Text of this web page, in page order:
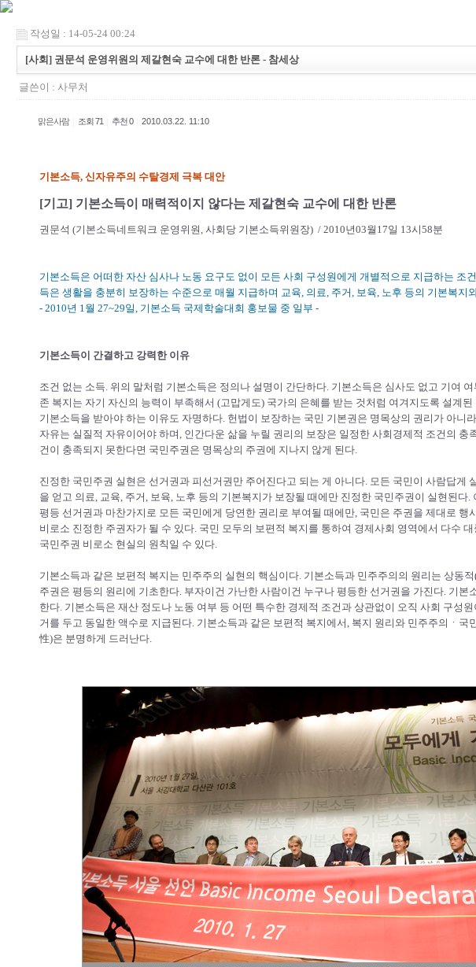
작성일 : 14-05-24 00:24
[사회] 권문석 운영위원의 제갈현숙 교수에 대한 반론 - 참세상
글쓴이 : 사무처
맑은사람 조회 71 추천 0 2010.03.22. 11:10
기본소득, 신자유주의 수탈경제 극복 대안
[기고] 기본소득이 매력적이지 않다는 제갈현숙 교수에 대한 반론
권문석 (기본소득네트워크 운영위원, 사회당 기본소득위원장) / 2010년03월17일 13시58분
기본소득은 어떠한 자산 심사나 노동 요구도 없이 모든 사회 구성원에게 개별적으로 지급하는 조
득은 생활을 충분히 보장하는 수준으로 매월 지급하며 교육, 의료, 주거, 보육, 노후 등의 기본복지
- 2010년 1월 27~29일, 기본소득 국제학술대회 홍보물 중 일부 -
기본소득이 간결하고 강력한 이유
조건 없는 소득. 위의 말처럼 기본소득은 정의나 설명이 간단하다. 기본소득은 심사도 없고 기여
존 복지는 자기 자신의 능력이 부족해서 (고맙게도) 국가의 은혜를 받는 것처럼 여겨지도록 설계
기본소득을 받아야 하는 이유도 자명하다. 헌법이 보장하는 국민 기본권은 명목상의 권리가 아니
자유는 실질적 자유이어야 하며, 인간다운 삶을 누릴 권리의 보장은 일정한 사회경제적 조건의 충
건이 충족되지 못한다면 국민주권은 명목상의 주권에 지나지 않게 된다.
진정한 국민주권 실현은 선거권과 피선거권만 주어진다고 되는 게 아니다. 모든 국민이 사람답게
을 얻고 의료, 교육, 주거, 보육, 노후 등의 기본복지가 보장될 때에만 진정한 국민주권이 실현된다.
평등 선거권과 마찬가지로 모든 국민에게 당연한 권리로 부여될 때에만, 국민은 주권을 제대로 행
비로소 진정한 주권자가 될 수 있다. 국민 모두의 보편적 복지를 통하여 경제사회 영역에서 다수
국민주권 비로소 현실의 원칙일 수 있다.
기본소득과 같은 보편적 복지는 민주주의 실현의 핵심이다. 기본소득과 민주주의의 원리는 상동
주권은 평등의 원리에 기초한다. 부자이건 가난한 사람이건 누구나 평등한 선거권을 가진다. 기본
한다. 기본소득은 재산 정도나 노동 여부 등 어떤 특수한 경제적 조건과 상관없이 오직 사회 구성
거를 두고 동일한 액수로 지급된다. 기본소득과 같은 보편적 복지에서, 복지 원리와 민주주의ㆍ국
性)은 분명하게 드러난다.